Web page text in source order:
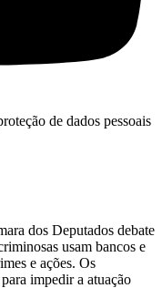
dos Deputados debate
usam bancos e
e ações. Os
impedir a atuação